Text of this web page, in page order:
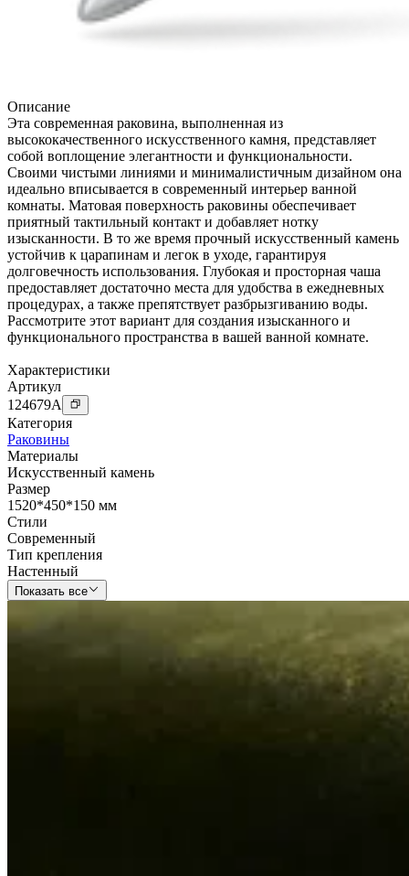
Описание
Эта современная раковина, выполненная из
высококачественного искусственного камня, представляет
собой воплощение элегантности и функциональности.
Своими чистыми линиями и минималистичным дизайном она
идеально вписывается в современный интерьер ванной
комнаты. Матовая поверхность раковины обеспечивает
приятный тактильный контакт и добавляет нотку
изысканности. В то же время прочный искусственный камень
устойчив к царапинам и легок в уходе, гарантируя
долговечность использования. Глубокая и просторная чаша
предоставляет достаточно места для удобства в ежедневных
процедурах, а также препятствует разбрызгиванию воды.
Рассмотрите этот вариант для создания изысканного и
функционального пространства в вашей ванной комнате.
Характеристики
Артикул
124679A
Категория
Раковины
Материалы
Искусственный камень
Размер
1520*450*150 мм
Стили
Современный
Тип крепления
Настенный
Показать все